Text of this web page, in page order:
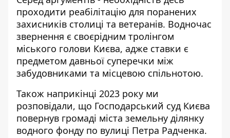
проходити реабілітацію для поранених
захисників столиці та ветеранів. Водночас
звернення є своєрідним тролінгом
міського голови Києва, адже ставки є
предметом давньої суперечки між
забудовниками та місцевою спільнотою.
Також наприкінці 2023 року ми
розповідали, що Господарський суд Києва
повернув громаді міста земельну ділянку
водного фонду по вулиці Петра Радченка.